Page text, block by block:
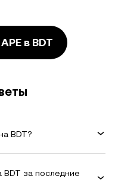
в BDT
BDT?
BDT за последние